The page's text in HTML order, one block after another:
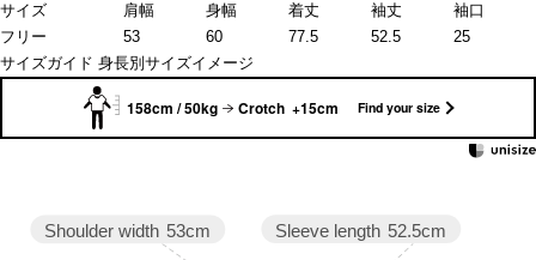
サイズ
肩幅 身幅 着丈 袖丈
袖口
フリー
53 60 77.5 52.5
25
サイズガイド 身長別サイズイメージ
158cm / 50kg Crotch +15cm Find your size
Sleeve length 52.5cm
Shoulder width 53cm